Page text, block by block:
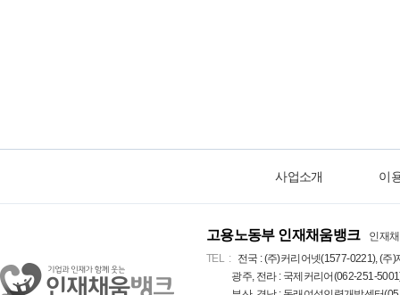
사업소개 이
고용노동부 인재채움뱅크
인재
TEL
전국 : (주)커리어넷(1577-0221), (
광주, 전라 : 국제커리어(062-251-